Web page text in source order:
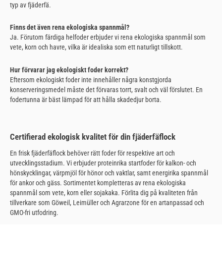
typ av fjäderfä.
Finns det även rena ekologiska spannmål?
Ja. Förutom färdiga helfoder erbjuder vi rena ekologiska spannmål som
vete, korn och havre, vilka är idealiska som ett naturligt tillskott.
Hur förvarar jag ekologiskt foder korrekt?
Eftersom ekologiskt foder inte innehåller några konstgjorda
konserveringsmedel måste det förvaras torrt, svalt och väl förslutet. En
fodertunna är bäst lämpad för att hålla skadedjur borta.
Certifierad ekologisk kvalitet för din fjäderfäflock
En frisk fjäderfäflock behöver rätt foder för respektive art och
utvecklingsstadium. Vi erbjuder proteinrika startfoder för kalkon- och
hönskycklingar, värpmjöl för hönor och vaktlar, samt energirika spannmål
för ankor och gäss. Sortimentet kompletteras av rena ekologiska
spannmål som vete, korn eller sojakaka. Förlita dig på kvaliteten från
tillverkare som Göweil, Leimüller och Agrarzone för en artanpassad och
GMO-fri utfodring.